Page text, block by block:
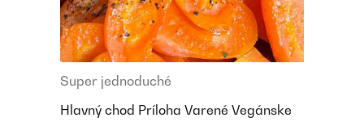
Super jednoduché
Hlavný chod Príloha Varené Vegánske